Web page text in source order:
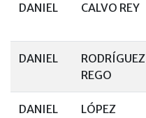
DANIEL CALVO REY
DANIEL
RODRÍGUEZ
REGO
DANIEL
LÓPEZ